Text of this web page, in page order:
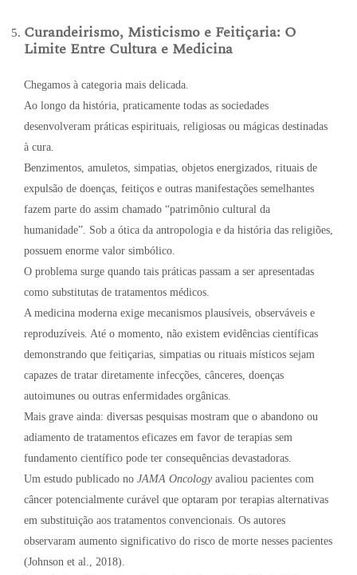
Curandeirismo, Misticismo e Feitiçaria: O
Limite Entre Cultura e Medicina
Chegamos à categoria mais delicada.
Ao longo da história, praticamente todas as sociedades
desenvolveram práticas espirituais, religiosas ou mágicas destinadas
à cura.
Benzimentos, amuletos, simpatias, objetos energizados, rituais de
expulsão de doenças, feitiços e outras manifestações semelhantes
fazem parte do assim chamado “patrimônio cultural da
humanidade”. Sob a ótica da antropologia e da história das religiões,
possuem enorme valor simbólico.
O problema surge quando tais práticas passam a ser apresentadas
como substitutas de tratamentos médicos.
A medicina moderna exige mecanismos plausíveis, observáveis e
reproduzíveis. Até o momento, não existem evidências científicas
demonstrando que feitiçarias, simpatias ou rituais místicos sejam
capazes de tratar diretamente infecções, cânceres, doenças
autoimunes ou outras enfermidades orgânicas.
Mais grave ainda: diversas pesquisas mostram que o abandono ou
adiamento de tratamentos eficazes em favor de terapias sem
fundamento científico pode ter consequências devastadoras.
Um estudo publicado no JAMA Oncologyavaliou pacientes com
câncer potencialmente curável que optaram por terapias alternativas
em substituição aos tratamentos convencionais. Os autores
observaram aumento significativo do risco de morte nesses pacientes
(Johnson et al., 2018).